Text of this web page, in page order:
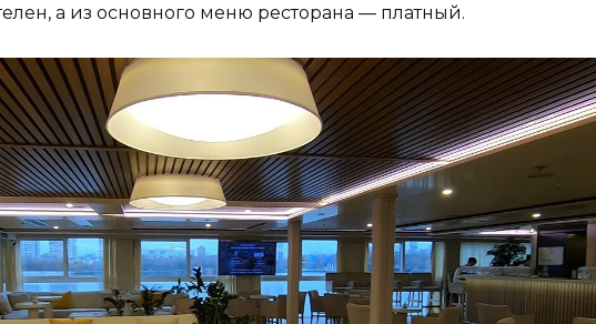
а из основного меню ресторана — платный.